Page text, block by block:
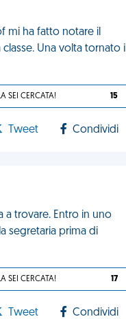
mi ha fatto notare il
Una volta tornato il
SEI CERCATA! 15
Tweet Condividi
trovare. Entro in uno
segretaria prima di
SEI CERCATA! 17
Tweet Condividi